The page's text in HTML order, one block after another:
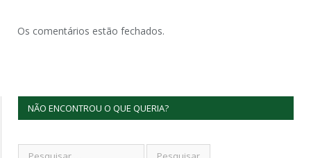
Os comentários estão fechados.
NÃO ENCONTROU O QUE QUERIA?